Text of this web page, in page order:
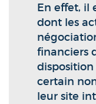
En effet, il
dont les
financiers
certain
leur site